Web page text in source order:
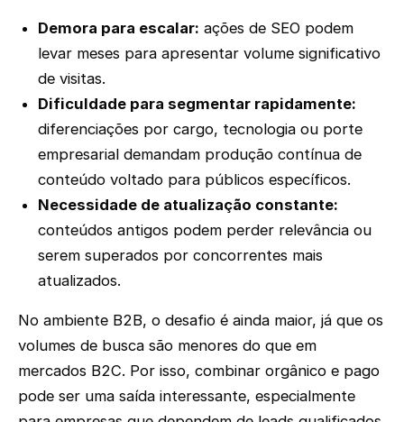
Demora para escalar: ações de SEO podem
levar meses para apresentar volume significativo
de visitas.
Dificuldade para segmentar rapidamente:
diferenciações por cargo, tecnologia ou porte
empresarial demandam produção contínua de
conteúdo voltado para públicos específicos.
Necessidade de atualização constante:
conteúdos antigos podem perder relevância ou
serem superados por concorrentes mais
atualizados.
No ambiente B2B, o desafio é ainda maior, já que os
volumes de busca são menores do que em
mercados B2C. Por isso, combinar orgânico e pago
pode ser uma saída interessante, especialmente